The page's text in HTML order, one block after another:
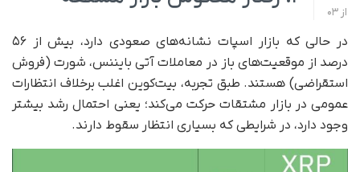
از
در حالی‌ که بازار اسپات نشانه‌های صعودی دارد، بیش از ۵۶
درصد از موقعیت‌های باز در معاملات آتی بایننس، شورت (فروش
استقراضی) هستند. طبق تجربه، بیت‌کوین اغلب برخلاف انتظارات
عمومی در بازار مشتقات حرکت می‌کند؛ یعنی احتمال رشد بیشتر
وجود دارد، در شرایطی که بسیاری انتظار سقوط دارند.